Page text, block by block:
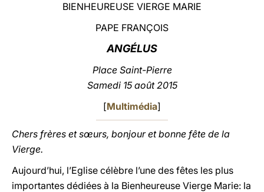
中文
BIENHEUREUSE VIERGE MARIE
PAPE FRANÇOIS
ANGÉLUS
Place Saint-Pierre
Samedi 15 août 2015
[Multimédia]
Chers frères et sœurs, bonjour et bonne fête de la
Vierge.
Aujourd’hui, l’Eglise célèbre l’une des fêtes les plus
importantes dédiées à la Bienheureuse Vierge Marie: la